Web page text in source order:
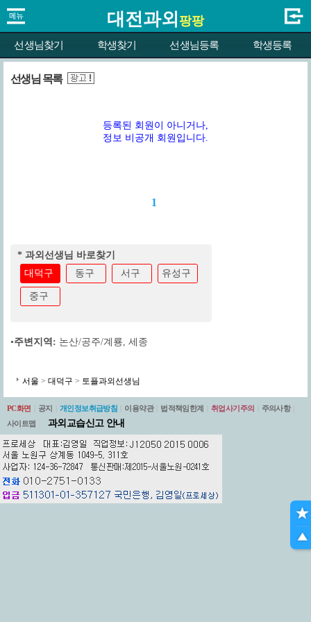
대전과외 팡팡
선생님찾기 학생찾기 선생님등록 학생등록
선생님 목록
등록된 회원이 아니거나,
정보 비공개 회원입니다.
1
* 과외선생님 바로찾기
대덕구
동구 서구 유성구
중구
•주변지역: 논산/공주/계룡, 세종
서울 > 대덕구 > 토플과외선생님
PC화면 공지 개인정보취급방침 이용약관 법적책임한계 취업사기주의 주의사항
사이트맵
과외교습신고 안내